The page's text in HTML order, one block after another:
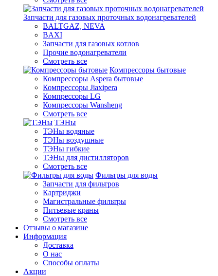
Запчасти для газовых проточных водонагревателей
BALTGAZ, NEVA
BAXI
Запчасти для газовых котлов
Прочие водонагреватели
Смотреть все
Компрессоры бытовые
Компрессоры Aspera бытовые
Компрессоры Jiaxipera
Компрессоры LG
Компрессоры Wansheng
Смотреть все
ТЭНы
ТЭНы водяные
ТЭНы воздушные
ТЭНы гибкие
ТЭНы для дистилляторов
Смотреть все
Фильтры для воды
Запчасти для фильтров
Картриджи
Магистральные фильтры
Питьевые краны
Смотреть все
Отзывы о магазине
Информация
Доставка
О нас
Способы оплаты
Акции